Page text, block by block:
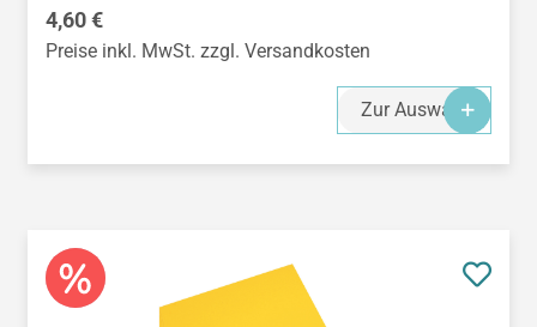
Regulärer Preis:
4,60 €
Preise inkl. MwSt. zzgl. Versandkosten
Zur Auswahl